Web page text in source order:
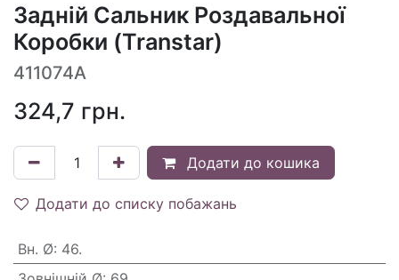
Задній Сальник Роздавальної
Коробки (Transtar)
411074A
324,7 грн.
Додати до кошика
Додати до списку побажань
Вн. Ø: 46.